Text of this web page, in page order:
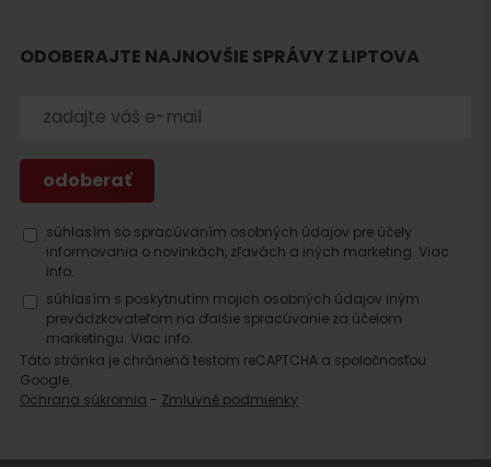
ODOBERAJTE NAJNOVŠIE SPRÁVY Z LIPTOVA
súhlasím so spracúvaním osobných údajov pre účely
informovania o novinkách, zľavách a iných marketing. Viac
info.
súhlasím s poskytnutím mojich osobných údajov iným
prevádzkovateľom na ďalšie spracúvanie za účelom
marketingu. Viac info.
Táto stránka je chránená testom reCAPTCHA a spoločnosťou
Google.
Ochrana súkromia - Zmluvné podmienky